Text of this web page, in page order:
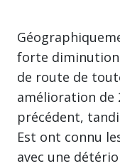
forte diminution
de route de
amélioration de
précédent,
Est ont connu
avec une